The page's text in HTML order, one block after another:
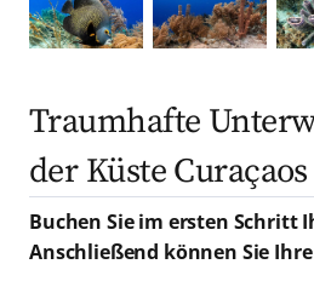
Traumhafte
der Küste Curaçaos
Buchen Sie im ersten Schritt
Anschließend können Sie